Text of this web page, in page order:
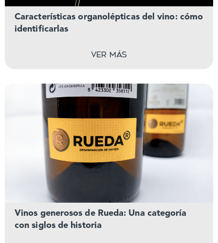
Características organolépticas del vino: cómo
identificarlas
Ver más
Vinos generosos de Rueda: Una categoría
con siglos de historia